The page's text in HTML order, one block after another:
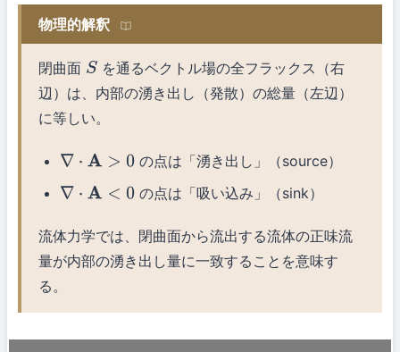
物理的解釈
閉曲面 Sを通るベクトル場の全フラックス（右
辺）は、内部の湧き出し（発散）の総量（左辺）
に等しい。
∇⋅ A >0 の点は「湧き出し」（source）
∇⋅ A <0 の点は「吸い込み」（sink）
流体力学では、閉曲面から流出する流体の正味流
量が内部の湧き出し量に一致することを意味す
る。